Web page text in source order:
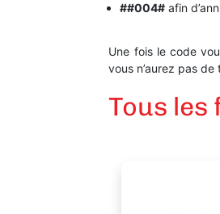
##004# afin
Une fois le code
vous n’aurez pas
Tous